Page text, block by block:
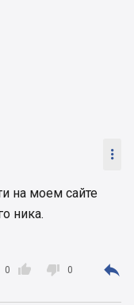

на моем сайте
ника.

0  0 